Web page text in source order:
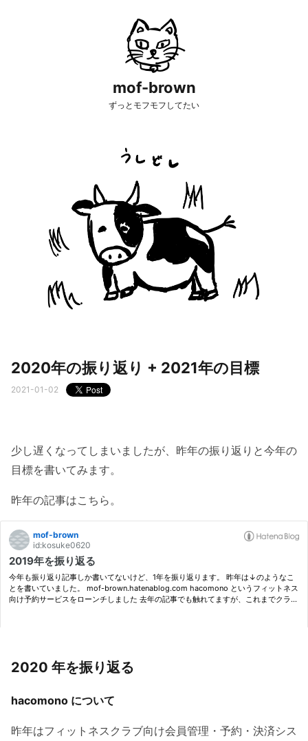
mof-brown
ずっとモフモフしてたい
2020年の振り返り + 2021年の目標
2021-01-02
少し遅くなってしまいましたが、昨年の振り返りと今年の
目標を書いてみます。
昨年の記事はこちら。
2020 年を振り返る
hacomono について
昨年はフィットネスクラブ向け会員管理・予約・決済シス